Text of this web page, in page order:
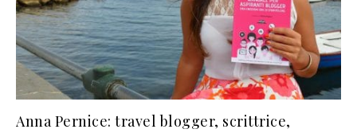
Anna Pernice: travel blogger, scrittrice,